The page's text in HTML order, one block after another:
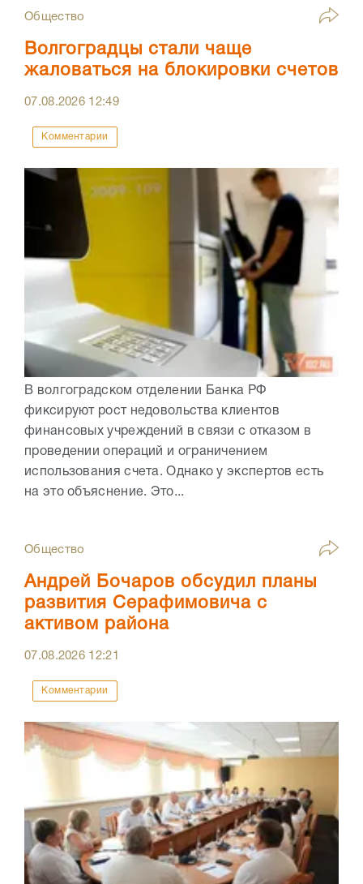
Общество
Волгоградцы стали чаще
жаловаться на блокировки счетов
07.08.2026 12:49
Комментарии
В волгоградском отделении Банка РФ
фиксируют рост недовольства клиентов
финансовых учреждений в связи с отказом в
проведении операций и ограничением
использования счета. Однако у экспертов есть
на это объяснение. Это...
Общество
Андрей Бочаров обсудил планы
развития Серафимовича с
активом района
07.08.2026 12:21
Комментарии